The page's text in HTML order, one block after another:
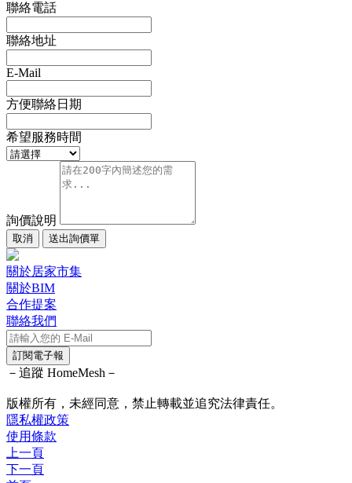
聯絡電話
聯絡地址
E-Mail
方便聯絡日期
希望服務時間
詢價說明
取消 送出詢價單
關於居家市集
關於BIM
合作提案
聯絡我們
訂閱電子報
－追蹤 HomeMesh－
版權所有，未經同意，禁止轉載並追究法律責任。
隱私權政策
使用條款
上一頁
下一頁